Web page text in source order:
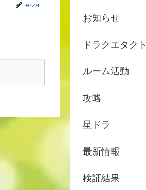
erza
お知らせ
ドラクエタクト
ルーム活動
攻略
星ドラ
最新情報
検証結果